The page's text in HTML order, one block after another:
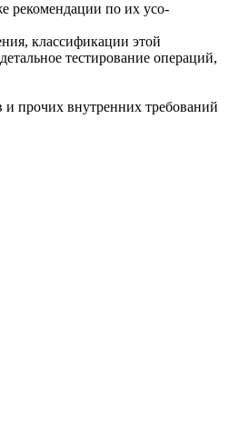
рекомендации по их усо-
классификации этой
тестирование операций,
и прочих внутренних требований